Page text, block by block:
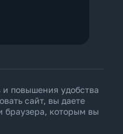
повышения удобства
сайт, вы даете
браузера, которым вы